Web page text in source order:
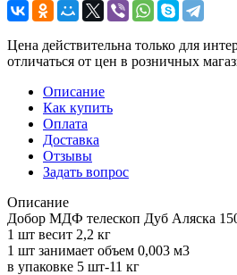
Цена действительна только для
отличаться от цен в розничных
Описание
Как купить
Оплата
Доставка
Отзывы
Задать вопрос
Описание
Добор МДФ телескоп Дуб Аляска
1 шт весит 2,2 кг
1 шт занимает объем 0,003 м3
в упаковке 5 шт-11 кг